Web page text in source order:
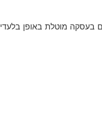
בעסקה מוטלת באופן בלעדי